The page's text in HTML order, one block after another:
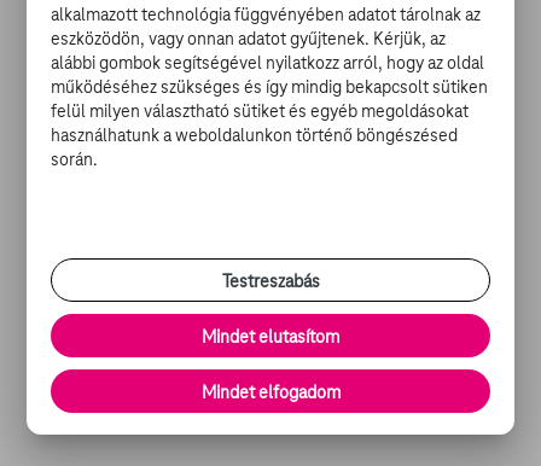
útja során fantasztikus felfedezést tesz. Egy bennszülött
mítoszt követve rálel egy 5 méteres gorilla
búvóhelyére. A veszélyes óriás egy fiatal nő
társaságában él a dzsungel mélyén. Greg nagy nehezen
meggyőzi Jillt, hogy különleges barátja csak akkor
maradhat életben, ha egy amerikai rezervátumba
DISNEY-MESEDÉLUTÁN- ÁLLATI TÖRTÉNETEK ÚJRA A
TVGO-N:
Hihetetlen utazás
Macska az űrből
Joe, az óriásgorilla
alkalmazott technológia függvényében adatot tárolnak az
eszközödön, vagy onnan adatot gyűjtenek. Kérjük, az
alábbi gombok segítségével nyilatkozz arról, hogy az oldal
működéséhez szükséges és így mindig bekapcsolt sütiken
felül milyen választható sütiket és egyéb megoldásokat
használhatunk a weboldalunkon történő böngészésed
során.
Testreszabás
Mindet elutasítom
Mindet elfogadom